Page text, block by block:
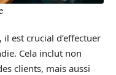
est crucial d’effectuer
Cela inclut non
clients, mais aussi